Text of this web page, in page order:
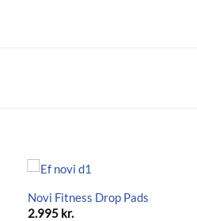
Novi Fitness Drop Pads
2.995 kr.